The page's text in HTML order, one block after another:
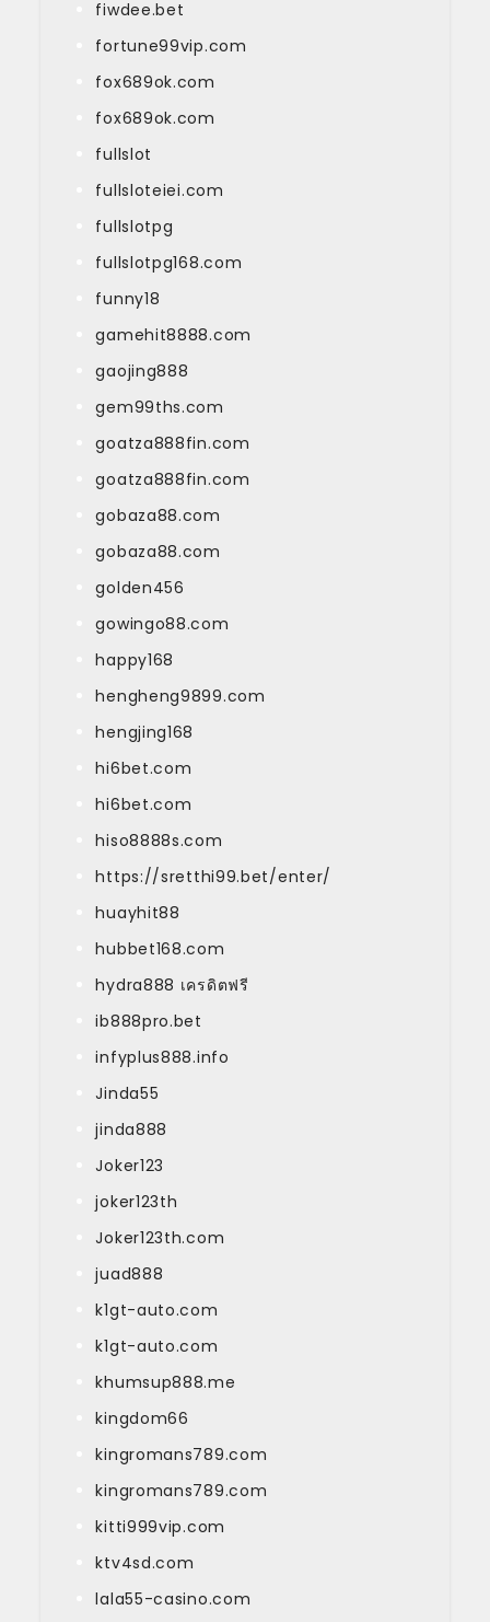
fiwdee.bet
fortune99vip.com
fox689ok.com
fox689ok.com
fullslot
fullsloteiei.com
fullslotpg
fullslotpg168.com
funny18
gamehit8888.com
gaojing888
gem99ths.com
goatza888fin.com
goatza888fin.com
gobaza88.com
gobaza88.com
golden456
gowingo88.com
happy168
hengheng9899.com
hengjing168
hi6bet.com
hi6bet.com
hiso8888s.com
https://sretthi99.bet/enter/
huayhit88
hubbet168.com
hydra888 เครดิตฟรี
ib888pro.bet
infyplus888.info
Jinda55
jinda888
Joker123
joker123th
Joker123th.com
juad888
k1gt-auto.com
k1gt-auto.com
khumsup888.me
kingdom66
kingromans789.com
kingromans789.com
kitti999vip.com
ktv4sd.com
lala55-casino.com